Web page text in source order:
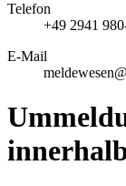
Telefon
+49 2941
E-Mail